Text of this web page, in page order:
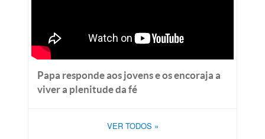
Papa responde aos jovens e os encoraja a
viver a plenitude da fé
VER TODOS »